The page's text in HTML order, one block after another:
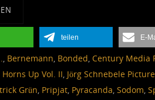
teilen E-
, Bernemann, Bonded, Century Media
Horns Up Vol. II, Jörg Schnebele
Grün, Pripjat, Pyracanda, Sodom,